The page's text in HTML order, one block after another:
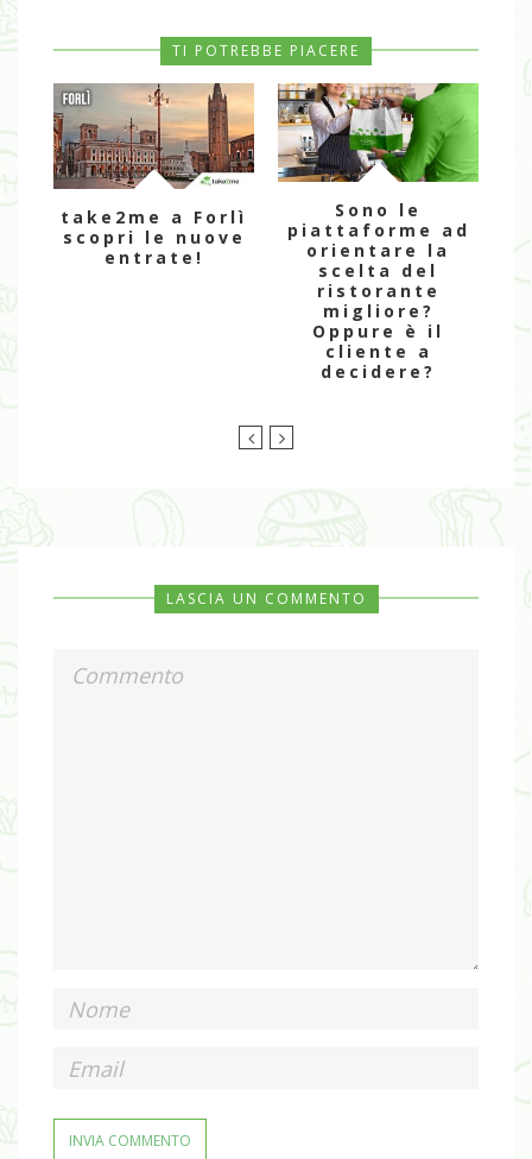
TI POTREBBE PIACERE
take2me a Forlì
scopri le nuove
entrate!
Sono le
piattaforme ad
orientare la
scelta del
ristorante
migliore?
Oppure è il
cliente a
decidere?
LASCIA UN COMMENTO